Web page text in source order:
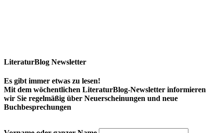
LiteraturBlog Newsletter
Es gibt immer etwas zu lesen!
Mit dem wöchentlichen LiteraturBlog-Newsletter informieren
wir Sie regelmäßig über Neuerscheinungen und neue
Buchbesprechungen